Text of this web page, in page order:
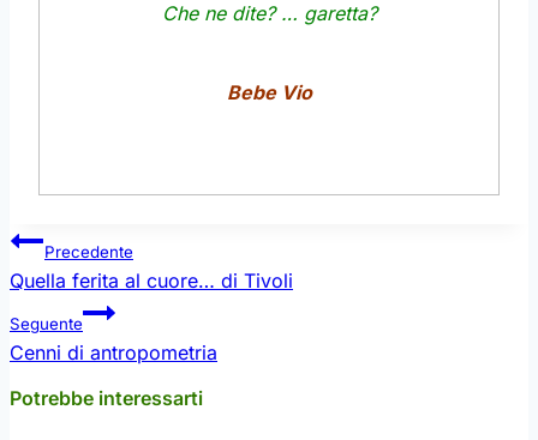
Che ne dite? … garetta?
Bebe Vio
Navigazione
articoli
Precedente
Quella ferita al cuore… di Tivoli
Seguente
Cenni di antropometria
Potrebbe interessarti